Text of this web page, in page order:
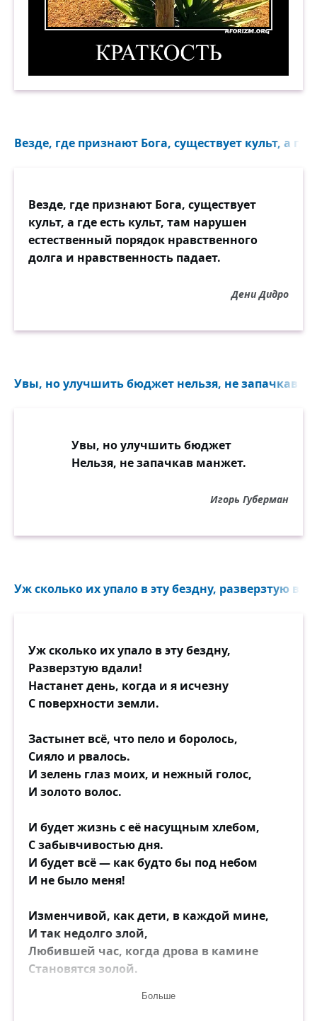
Везде, где признают Бога, существует культ, а
Везде, где признают Бога, существует
культ, а где есть культ, там нарушен
естественный порядок нравственного
долга и нравственность падает.
Дени Дидро
Увы, но улучшить бюджет нельзя, не запачкав
Увы, но улучшить бюджет
Нельзя, не запачкав манжет.
Игорь Губерман
Уж сколько их упало в эту бездну, разверзтую
Уж сколько их упало в эту бездну,
Разверзтую вдали!
Настанет день, когда и я исчезну
С поверхности земли.
Застынет всё, что пело и боролось,
Сияло и рвалось.
И зелень глаз моих, и нежный голос,
И золото волос.
И будет жизнь с её насущным хлебом,
С забывчивостью дня.
И будет всё — как будто бы под небом
И не было меня!
Изменчивой, как дети, в каждой мине,
И так недолго злой,
Любившей час, когда дрова в камине
Становятся золой.
Виолончель, и кавалькады в чаще,
Больше